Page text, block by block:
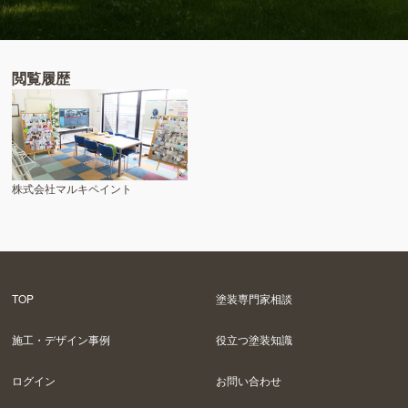
閲覧履歴
株式会社マルキペイント
TOP 塗装専門家相談
施工・デザイン事例 役立つ塗装知識
ログイン お問い合わせ